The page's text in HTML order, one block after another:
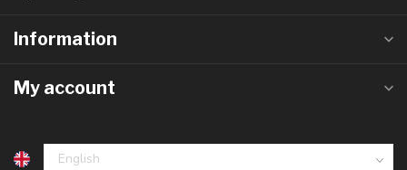
Information
My account